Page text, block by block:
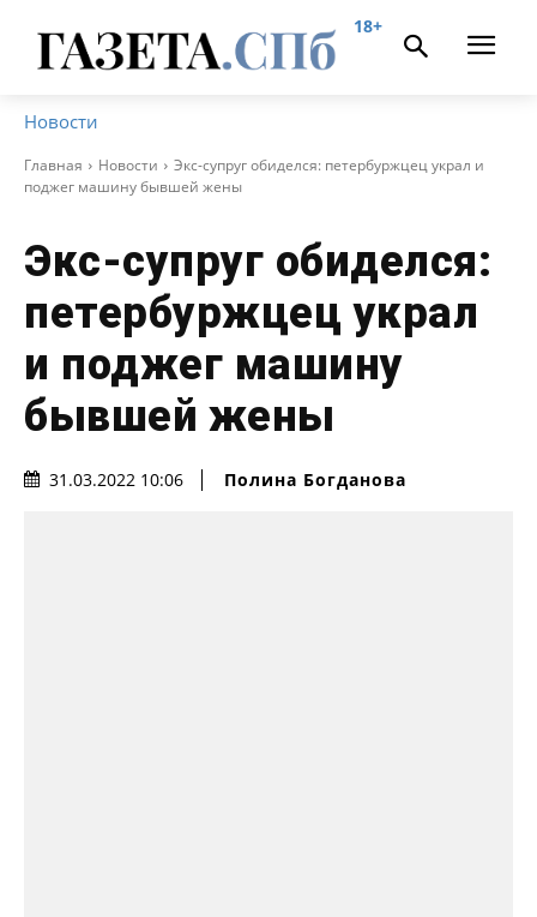
18+
Новости
Главная Новости
Экс-супруг обиделся: петербуржцец украл и
поджег машину бывшей жены
Экс-супруг обиделся:
петербуржцец украл
и поджег машину
бывшей жены
31.03.2022 10:06 Полина Богданова